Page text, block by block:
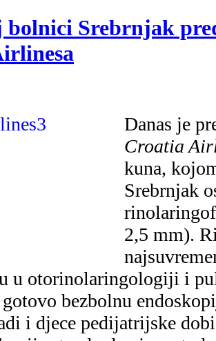
i djece pedijatrijske
standardna je
osigurava brzu i
te pomaže u donošenju
Srebrnjak prva je u
obradu djece i mladeži te
broju obavljenih
to da je riječ o posebno
i liječnika DB
svakodnevni rad,
zdravstvene skrbi i
pacijentima.